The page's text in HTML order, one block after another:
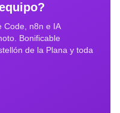
Code, n8n e IA
Bonificable
de la Plana y toda